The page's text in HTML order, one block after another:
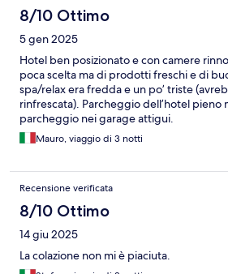
8/10 Ottimo
5 gen 2025
Hotel ben posizionato e con camere
poca scelta ma di prodotti freschi e di
spa/relax era fredda e un po’ triste
rinfrescata). Parcheggio dell’hotel pieno
parcheggio nei garage attigui.
Mauro, viaggio di 3 notti
Recensione verificata
8/10 Ottimo
14 giu 2025
La colazione non mi è piaciuta.